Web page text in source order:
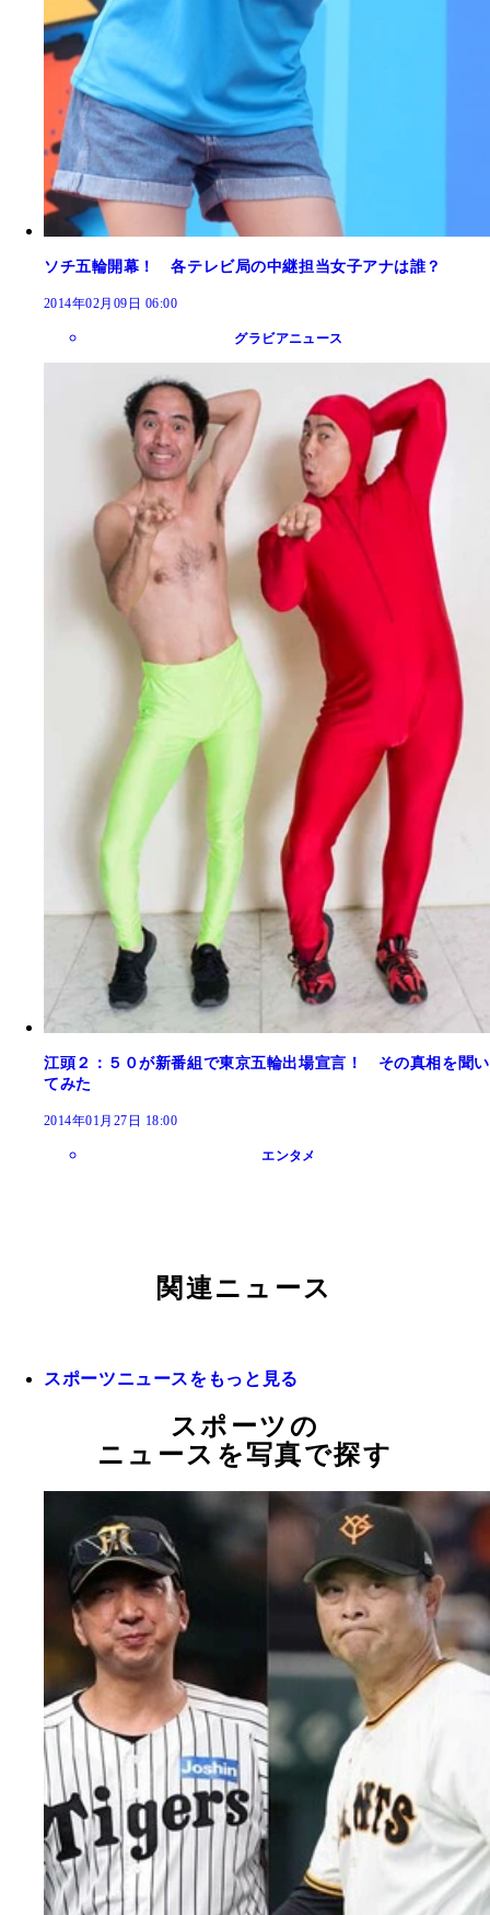
ソチ五輪開幕！ 各テレビ局の中継担当女子アナは誰？
2014年02月09日 06:00
グラビアニュース
江頭２：５０が新番組で東京五輪出場宣言！ その真相を聞い
てみた
2014年01月27日 18:00
エンタメ
関連ニュース
スポーツニュースをもっと見る
スポーツの
ニュースを写真で探す